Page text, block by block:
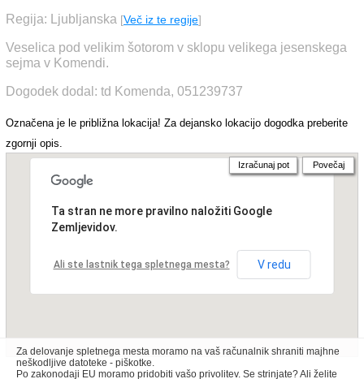
Regija: Ljubljanska [Več iz te regije]
Veselica pod velikim šotorom v sklopu velikega jesenskega
sejma v Komendi.
Dogodek dodal: td Komenda, 051239737
Označena je le približna lokacija! Za dejansko lokacijo dogodka preberite
zgornji opis.
Ta stran ne more pravilno naložiti Google
Zemljevidov.
Ali ste lastnik tega spletnega mesta? V redu
Izračunaj pot Povečaj
Za delovanje spletnega mesta moramo na vaš računalnik shraniti majhne
neškodljive datoteke - piškotke.
Po zakonodaji EU moramo pridobiti vašo privolitev. Se strinjate? Ali želite